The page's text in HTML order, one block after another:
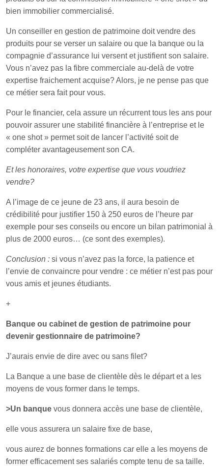
bien immobilier commercialisé.
Un conseiller en gestion de patrimoine doit vendre des
produits pour se verser un salaire ou que la banque ou la
compagnie d’assurance lui versent et justifient son salaire.
Vous n’avez pas la fibre commerciale au-delà de votre
expertise fraichement acquise? Alors, je ne pense pas que
ce métier sera fait pour vous.
Pour le financier, cela assure un récurrent tous les ans pour
pouvoir assurer une stabilité financière à l’entreprise et le
« one shot » permet soit de lancer l’activité soit de
compléter avantageusement son CA.
Et les honoraires, votre expertise que vous voudriez
vendre?
A l’image de ce jeune de 23 ans, il aura besoin de
crédibilité pour justifier 150 à 250 euros de l’heure par
exemple pour ses conseils ou encore un bilan patrimonial à
plus de 2000 euros… (ce sont des exemples).
Conclusion : si vous n’avez pas la force, la patience et
l’envie de convaincre pour vendre : ce métier n’est pas pour
vous amis et jeunes étudiants.
+
Banque ou cabinet de gestion de patrimoine pour
devenir gestionnaire de patrimoine?
J’aurais envie de dire avec ou sans filet?
La Banque a une base de clientèle dès le départ et a les
moyens de vous former dans le temps.
>Un banque vous donnera accès une base de clientèle,
elle vous assurera un salaire fixe de base,
vous aurez de bonnes formations car elle a les moyens de
former efficacement ses salariés compte tenu de sa taille.